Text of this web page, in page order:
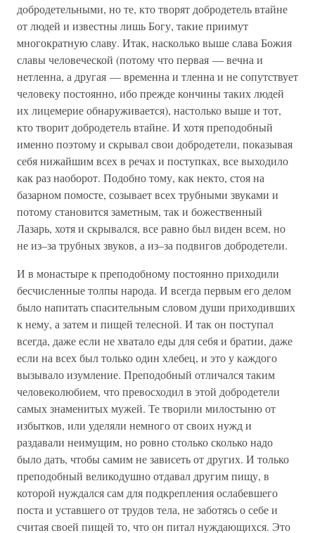
добродетельными, но те, кто творят добродетель втайне
от людей и известны лишь Богу, такие приимут
многократную славу. Итак, насколько выше слава Божия
славы человеческой (потому что первая — вечна и
нетленна, а другая — временна и тленна и не сопутствует
человеку постоянно, ибо прежде кончины таких людей
их лицемерие обнаруживается), настолько выше и тот,
кто творит добродетель втайне. И хотя преподобный
именно поэтому и скрывал свои добродетели, показывая
себя нижайшим всех в речах и поступках, все выходило
как раз наоборот. Подобно тому, как некто, стоя на
базарном помосте, созывает всех трубными звуками и
потому становится заметным, так и божественный
Лазарь, хотя и скрывался, все равно был виден всем, но
не из–за трубных звуков, а из–за подвигов добродетели.
И в монастыре к преподобному постоянно приходили
бесчисленные толпы народа. И всегда первым его делом
было напитать спасительным словом души приходивших
к нему, а затем и пищей телесной. И так он поступал
всегда, даже если не хватало еды для себя и братии, даже
если на всех был только один хлебец, и это у каждого
вызывало изумление. Преподобный отличался таким
человеколюбием, что превосходил в этой добродетели
самых знаменитых мужей. Те творили милостыню от
избытков, или уделяли немного от своих нужд и
раздавали неимущим, но ровно столько сколько надо
было дать, чтобы самим не зависеть от других. И только
преподобный великодушно отдавал другим пищу, в
которой нуждался сам для подкрепления ослабевшего
поста и уставшего от трудов тела, не заботясь о себе и
считая своей пищей то, что он питал нуждающихся. Это